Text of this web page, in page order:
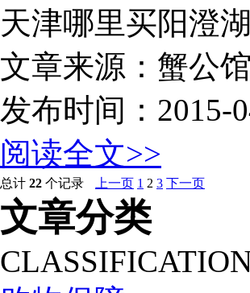
天津哪里买阳澄
文章来源：蟹公馆
发布时间：2015-
阅读全文>>
总计 22 个记录 上一页 1 2 3 下一页
文章分类